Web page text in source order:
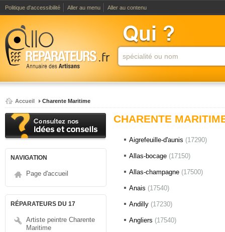
Politique d'accessibilité Aller au menu Aller au contenu
Accueil Charente Maritime
NAVIGATION
Page d'accueil
RÉPARATEURS DU 17
Artiste peintre Charente
Maritime
CHARENTE
Aigrefeuille-d'aunis (17290)
Allas-bocage (17150)
Allas-champagne (17500)
Anais (17540)
Andilly (17230)
Angliers (17540)